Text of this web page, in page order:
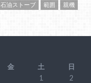
石油ストーブ 範囲
親機
金 土
日
1
2